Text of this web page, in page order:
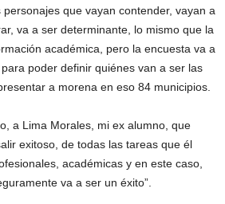
que vayan contender, vayan a
va a ser determinante, lo mismo que la
académica, pero la encuesta va a
poder definir quiénes van a ser las
a morena en eso 84 municipios.
a Lima Morales, mi ex alumno, que
exitoso, de todas las tareas que él
académicas y en este caso,
va a ser un éxito”.